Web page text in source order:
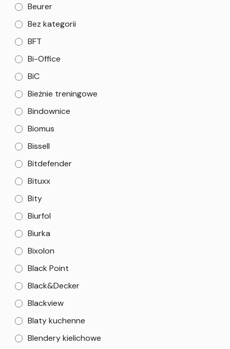
Beurer
Bez kategorii
BFT
Bi-Office
BiC
Bieżnie treningowe
Bindownice
Biomus
Bissell
Bitdefender
Bituxx
Bity
Biurfol
Biurka
Bixolon
Black Point
Black&Decker
Blackview
Blaty kuchenne
Blendery kielichowe